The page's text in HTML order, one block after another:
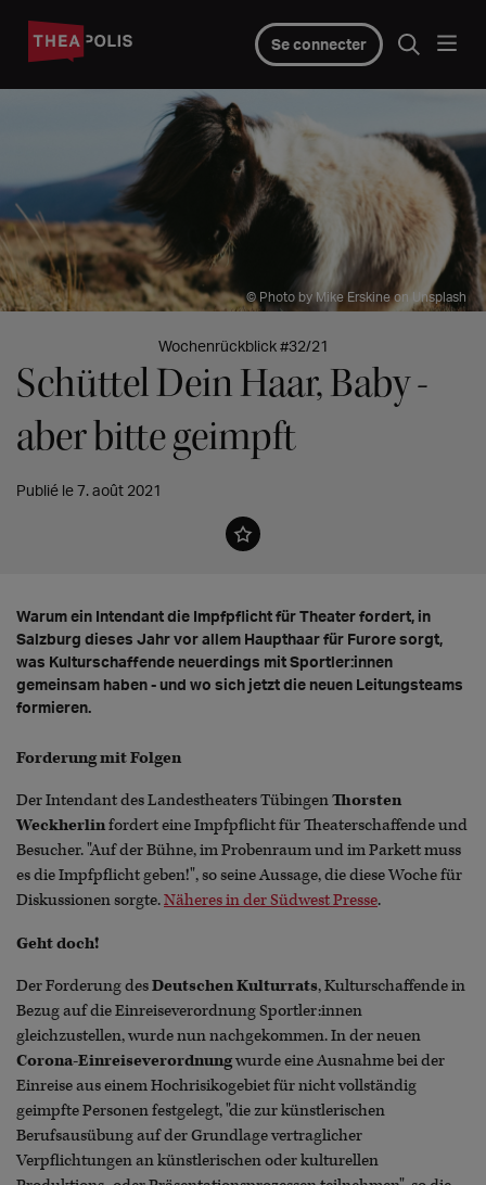
Se connecter
© Photo by Mike Erskine on Unsplash
Wochenrückblick #32/21
Schüttel Dein Haar, Baby -
aber bitte geimpft
Publié le 7. août 2021
Warum ein Intendant die Impfpflicht für Theater fordert, in
Salzburg dieses Jahr vor allem Haupthaar für Furore sorgt,
was Kulturschaffende neuerdings mit Sportler:innen
gemeinsam haben - und wo sich jetzt die neuen Leitungsteams
formieren.
Forderung mit Folgen
Der Intendant des Landestheaters TübingenThorsten
Weckherlinfordert eine Impfpflicht für Theaterschaffende und
Besucher. "Auf der Bühne, im Probenraum und im Parkett muss
es die Impfpflicht geben!", so seine Aussage, die diese Woche für
Diskussionen sorgte.Näheres in der Südwest Presse.
Geht doch!
Der Forderung desDeutschen Kulturrats, Kulturschaffende in
Bezug auf die Einreiseverordnung Sportler:innen
gleichzustellen, wurde nun nachgekommen. In der neuen
Corona-Einreiseverordnungwurde eine Ausnahme bei der
Einreise aus einem Hochrisikogebiet für nicht vollständig
geimpfte Personen festgelegt, "die zur künstlerischen
Berufsausübung auf der Grundlage vertraglicher
Verpflichtungen an künstlerischen oder kulturellen